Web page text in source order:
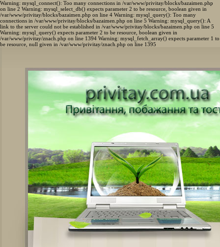
Warning: mysql_connect(): Too many connections in /var/www/privitay/blocks/bazaimen.php
on line 2 Warning: mysql_select_db() expects parameter 2 to be resource, boolean given in
/var/www/privitay/blocks/bazaimen.php on line 4 Warning: mysql_query(): Too many
connections in /var/www/privitay/blocks/bazaimen.php on line 5 Warning: mysql_query(): A
link to the server could not be established in /var/www/privitay/blocks/bazaimen.php on line 5
Warning: mysql_query() expects parameter 2 to be resource, boolean given in
/var/www/privitay/znach.php on line 1394 Warning: mysql_fetch_array() expects parameter 1 to
be resource, null given in /var/www/privitay/znach.php on line 1395